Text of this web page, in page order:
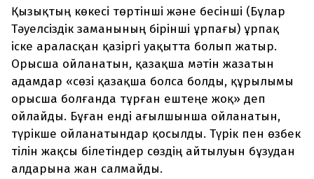
Қызықтың көкесі төртінші және бесінші (Бұлар
Тәуелсіздік заманының бірінші ұрпағы) ұрпақ
іске араласқан қазіргі уақытта болып жатыр.
Орысша ойланатын, қазақша мәтін жазатын
адамдар «сөзі қазақша болса болды, құрылымы
орысша болғанда тұрған ештеңе жоқ» деп
ойлайды. Бұған енді ағылшынша ойланатын,
түрікше ойланатындар қосылды. Түрік пен өзбек
тілін жақсы білетіндер сөздің айтылуын бұзудан
алдарына жан салмайды.